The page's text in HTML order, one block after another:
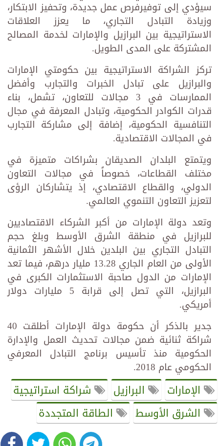
سيؤدي إلى توفيرفرص عمل جديدة، وتحفيز الابتكار،
وزيادة التبادل التجاري، ما يعزز العلاقات
الاستراتيجية بين البرازيل والإمارات لخدمة المصالح
المشتركة على المدى الطويل.
تركز الشراكة الاستراتيجية بين حكومتي الإمارات
والبرازيل على تبادل الخبرات والتجارب وأفضل
الممارسات في 3 مجالات للتعاون، تشمل، بناء
قدرات الكوادر الحكومية، وتبادل المعرفة في مجال
التنافسية الحكومية، إضافة إلى مشاركة التجارب
في المجالات الاقتصادية.
ويتمتع البلدان الصديقان بشراكات متميزة في
مختلف القطاعات، خصوصاً في مجالات التعاون
الدولي، والقطاع الاقتصادي، إذ يتشاركان الرؤى
لتعزيز التعاون التنموي العالمي.
وتعد دولة الإمارات من أكبر الشركاء الاقتصاديين
للبرازيل في منطقة الشرق الأوسط وبلغ حجم
التبادل التجاري بين البلدين خلال الأشهر الثمانية
الأولى من العام الجاري 13.28 مليار درهم، فيما تعد
الإمارات من الدول صاحبة الاستثمارات الكبرى في
البرازيل، التي تصل إلى قرابة 5 مليارات دولار
أمريكي.
جدير بالذكر أن حكومة دولة الإمارات أطلقت 40
شراكة ثنائية ضمن مجالات تحديث العمل والإدارة
الحكومية منذ تأسيس برنامج التبادل المعرفي
الحكومي عام 2018.
الإمارات البرازيل
شراكة استراتيجية
الشرق الأوسط
الطاقة المتجددة